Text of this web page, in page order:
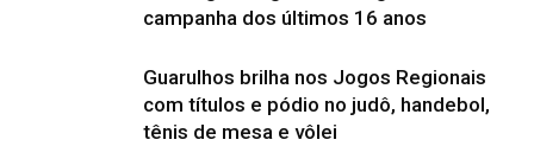
campanha dos últimos 16 anos
Guarulhos brilha nos Jogos Regionais
com títulos e pódio no judô, handebol,
tênis de mesa e vôlei